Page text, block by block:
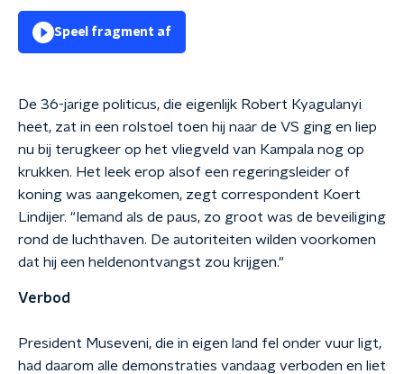
Speel fragment af
De 36-jarige politicus, die eigenlijk Robert Kyagulanyi
heet, zat in een rolstoel toen hij naar de VS ging en liep
nu bij terugkeer op het vliegveld van Kampala nog op
krukken. Het leek erop alsof een regeringsleider of
koning was aangekomen, zegt correspondent Koert
Lindijer. "Iemand als de paus, zo groot was de beveiliging
rond de luchthaven. De autoriteiten wilden voorkomen
dat hij een heldenontvangst zou krijgen."
Verbod
President Museveni, die in eigen land fel onder vuur ligt,
had daarom alle demonstraties vandaag verboden en liet